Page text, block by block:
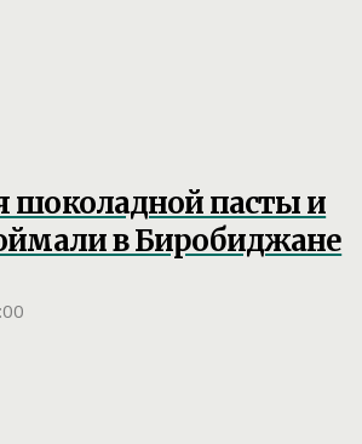
шоколадной пасты и
в Биробиджане